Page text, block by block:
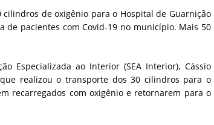
cilindros de oxigênio para o Hospital de Guarnição
de pacientes com Covid-19 no município. Mais 50
Especializada ao Interior (SEA Interior), Cássio
realizou o transporte dos 30 cilindros para o
recarregados com oxigênio e retornarem para o